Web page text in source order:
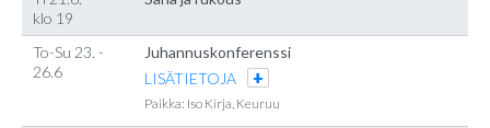
klo 19
To-Su 23. -
26.6
Juhannuskonferenssi
LISÄTIETOJA
Paikka: Iso Kirja, Keuruu